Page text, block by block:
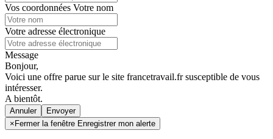
Vos coordonnées Votre nom
Votre adresse électronique
Message
Bonjour,
Voici une offre parue sur le site francetravail.fr susceptible de vous
intéresser.
A bientôt.
Annuler
× Fermer la fenêtre Enregistrer mon alerte